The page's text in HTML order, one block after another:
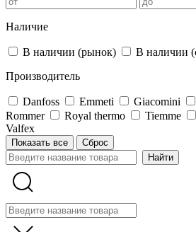
Наличие
В наличии (рынок) В наличии
Производитель
Danfoss Emmeti Giacomini
Rommer
Royal thermo Tiemme
Valfex
Показать все Сброс